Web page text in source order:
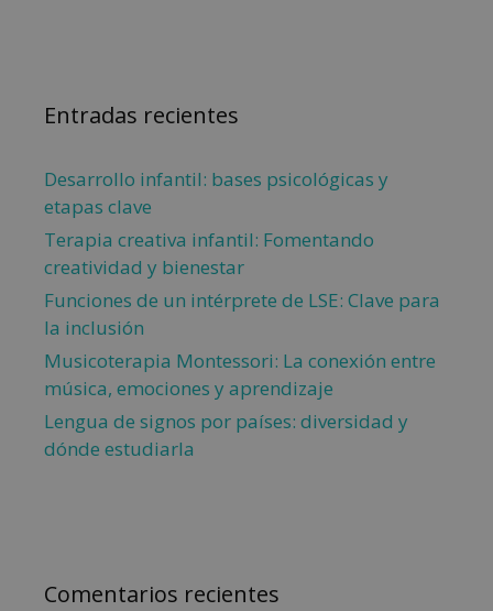
Entradas recientes
Desarrollo infantil: bases psicológicas y
etapas clave
Terapia creativa infantil: Fomentando
creatividad y bienestar
Funciones de un intérprete de LSE: Clave para
la inclusión
Musicoterapia Montessori: La conexión entre
música, emociones y aprendizaje
Lengua de signos por países: diversidad y
dónde estudiarla
Comentarios recientes